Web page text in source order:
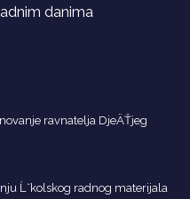
danima
ravnatelja DjeÄŤjeg
Ĺˇkolskog radnog materijala